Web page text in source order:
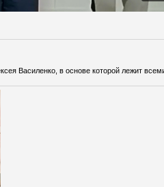
Василенко, в основе которой лежит